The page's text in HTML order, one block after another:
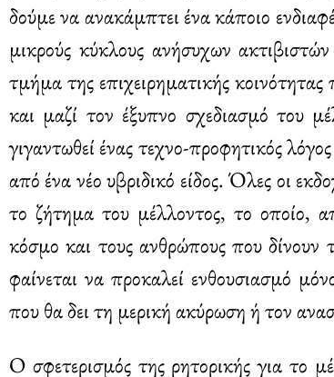
δούμε να ανακάμπτει ένα κάποιο
μικρούς κύκλους ανήσυχων
τμήμα της επιχειρηματικής
και μαζί τον έξυπνο σχεδιασμό του
γιγαντωθεί ένας τεχνο-προφητικός
από ένα νέο υβριδικό είδος. Όλες οι
το ζήτημα του μέλλοντος, το οποίο,
κόσμο και τους ανθρώπους που δίνουν
φαίνεται να προκαλεί ενθουσιασμό
που θα δει τη μερική ακύρωση ή τον
Ο σφετερισμός της ρητορικής για το